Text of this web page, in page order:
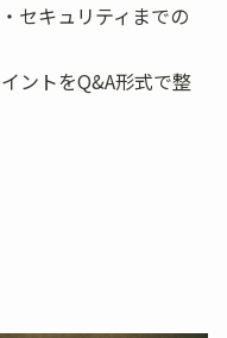
セキュリティまでの
ントをQ&A形式で整